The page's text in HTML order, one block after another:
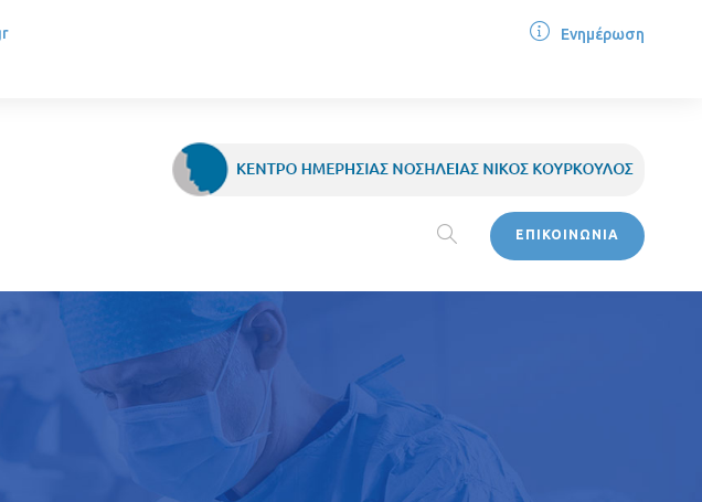
Ενημέρωση
ΕΠΙΚΟΙΝΩΝΙΑ